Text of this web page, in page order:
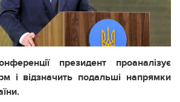
президент проаналізує
і відзначить подальші напрямки